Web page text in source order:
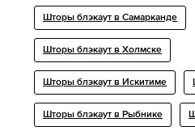
Шторы блэкаут в Самарканде
Шторы блэкаут в Холмске
Шторы блэкаут в Искитиме
Шторы блэкаут в Рыбнике